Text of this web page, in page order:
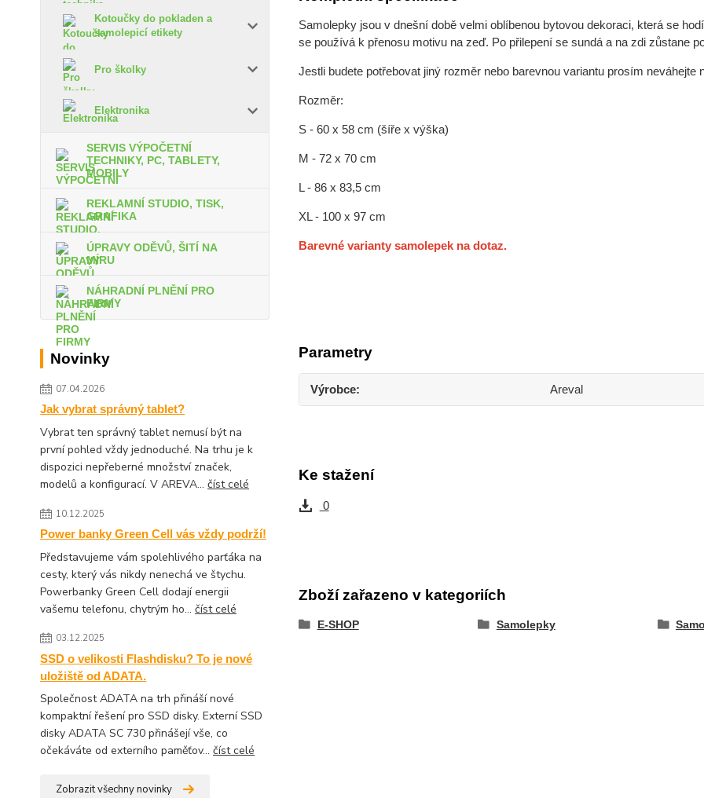
Kotoučky do pokladen a
samolepicí etikety
Pro školky
Elektronika
SERVIS VÝPOČETNÍ
TECHNIKY, PC, TABLETY,
MOBILY
REKLAMNÍ STUDIO, TISK,
GRAFIKA
ÚPRAVY ODĚVŮ, ŠITÍ NA
MÍRU
NÁHRADNÍ PLNĚNÍ PRO
FIRMY
Novinky
07.04.2026
Jak vybrat správný tablet?
Vybrat ten správný tablet nemusí být na
první pohled vždy jednoduché. Na trhu je k
dispozici nepřeberné množství značek,
modelů a konfigurací. V AREVA...číst celé
10.12.2025
Power banky Green Cell vás vždy podrží!
Představujeme vám spolehlivého parťáka na
cesty, který vás nikdy nenechá ve štychu.
Powerbanky Green Cell dodají energii
vašemu telefonu, chytrým ho...číst celé
03.12.2025
SSD o velikosti Flashdisku? To je nové
uložiště od ADATA.
Společnost ADATA na trh přináší nové
kompaktní řešení pro SSD disky. Externí SSD
disky ADATA SC 730 přinášejí vše, co
očekáváte od externího paměťov...číst celé
Zobrazit všechny novinky
Samolepky jsou v dnešní době velmi oblíbenou bytovou dekoraci, která se
se používá k přenosu motivu na zeď. Po přilepení se sundá a na zdi zůstane
Jestli budete potřebovat jiný rozměr nebo barevnou variantu prosím neváhejte
Rozměr:
S - 60 x 58 cm (šíře x výška)
M - 72 x 70 cm
L - 86 x 83,5 cm
XL - 100 x 97 cm
Barevné varianty samolepek na dotaz.
Parametry
Výrobce Areval
Ke stažení
0
Zboží zařazeno v kategoriích
E-SHOP Samolepky